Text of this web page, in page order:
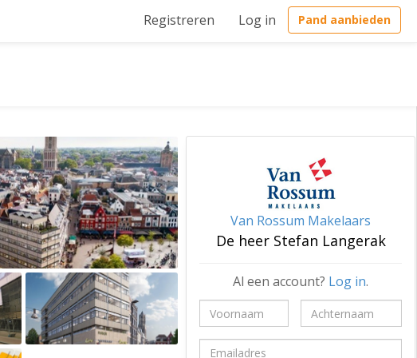
Registreren Log in Pand aanbieden
Van Rossum Makelaars
De heer Stefan Langerak
Al een account? Log in.